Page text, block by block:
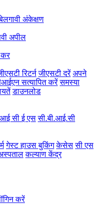
अंकेक्षण
अपील
कर
रिटर्न जीएसटी दरें अपने
सत्यापित करें समस्या
डाउनलोड
आई सी ई एस सी.बी.आई.सी
गेस्ट हाउस बुकिंग केसेस सी एस
कल्याण केंद्र
करें